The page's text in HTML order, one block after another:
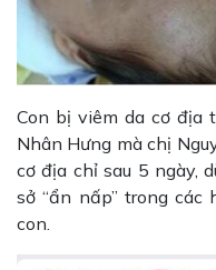
Con bị viêm da cơ địa
Nhân Hưng mà chị
cơ địa chỉ sau 5 ngày,
sở “ẩn nấp” trong
con.